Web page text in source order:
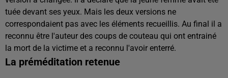
tuée devant ses yeux. Mais les deux versions ne
correspondaient pas avec les éléments recueillis. Au final il a
reconnu être l'auteur des coups de couteau qui ont entrainé
la mort de la victime et a reconnu l'avoir enterré.
La préméditation retenue